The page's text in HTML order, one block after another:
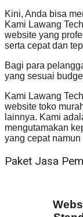
Kini, Anda bisa
Kami Lawang
website yang
serta cepat dan
Bagi para
yang sesuai
Kami Lawang
website toko
lainnya. Kami
mengutamakan
yang cepat
Paket Jasa